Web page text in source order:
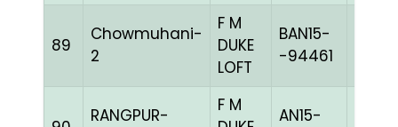
89
Chowmuhani-
2
F M
DUKE
LOFT
BAN15-
-94461
RANGPUR-
F M
AN15-